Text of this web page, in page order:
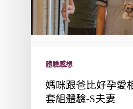
體驗感想
媽咪跟爸比好孕愛
套組體驗-S夫妻